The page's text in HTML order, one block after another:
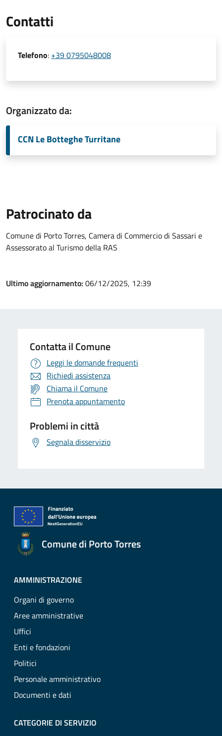
Contatti
Telefono: +39 0795048008
Organizzato da:
CCN Le Botteghe Turritane
Patrocinato da
Comune di Porto Torres, Camera di Commercio di Sassari e
Assessorato al Turismo della RAS
Ultimo aggiornamento: 06/12/2025, 12:39
Contatta il Comune
Leggi le domande frequenti
Richiedi assistenza
Chiama il Comune
Prenota appuntamento
Problemi in città
Segnala disservizio
Comune di Porto Torres
AMMINISTRAZIONE
Organi di governo
Aree amministrative
Uffici
Enti e fondazioni
Politici
Personale amministrativo
Documenti e dati
CATEGORIE DI SERVIZIO